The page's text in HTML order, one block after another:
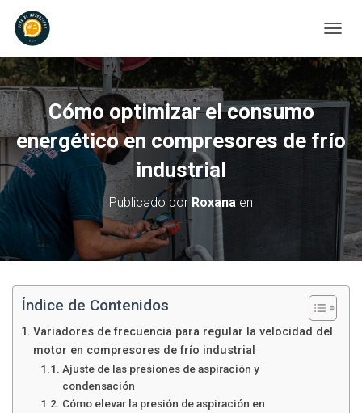
A
B
I
R
M
N
E
G
A
Cómo optimizar el consumo
energético en compresores de frío
industrial
Publicado por Roxana en
Índice de Contenidos
Variadores de frecuencia para regular la velocidad del
motor en compresores de frío industrial
Ajuste de las presiones de aspiración y
condensación
Cómo elevar la presión de aspiración en